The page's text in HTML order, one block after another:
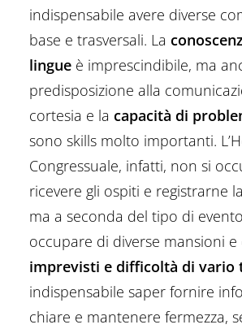
indispensabile avere diverse
base e trasversali. La
lingue è imprescindibile, ma
predisposizione alla
cortesia e la capacità di
sono skills molto importanti.
Congressuale, infatti, non si
ricevere gli ospiti e registrarne
ma a seconda del tipo di
occupare di diverse mansioni e
imprevisti e difficoltà di vario
indispensabile saper fornire
chiare e mantenere fermezza,